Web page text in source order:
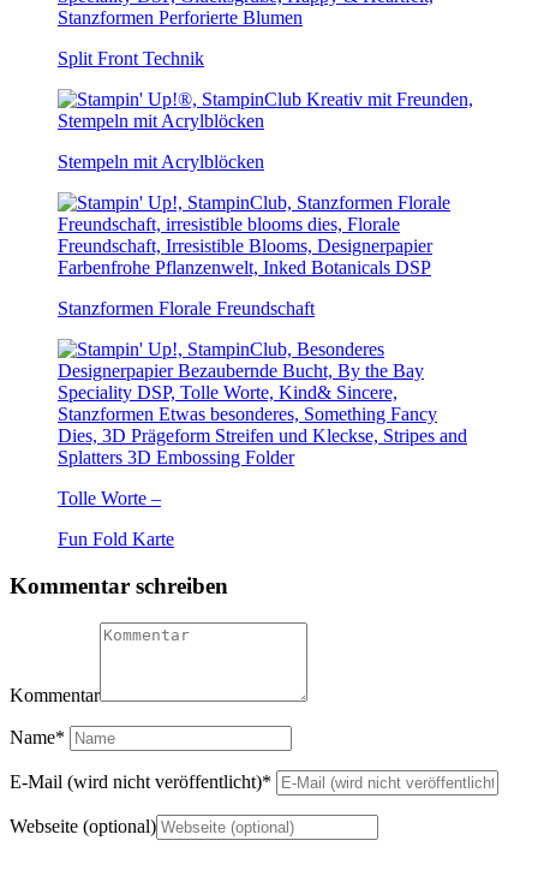
Split Front Technik
Stempeln mit Acrylblöcken
Stanzformen Florale Freundschaft
Tolle Worte –
Fun Fold Karte
Kommentar schreiben
Kommentar
Name*
E-Mail (wird nicht veröffentlicht)*
Webseite (optional)